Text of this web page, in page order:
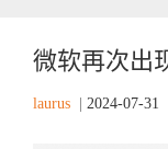
微软再次出
laurus 2024-07-31